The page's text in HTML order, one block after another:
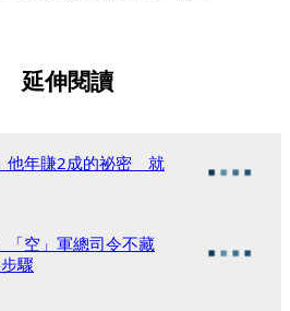
延伸閱讀
他年賺2成的祕密 就
「空」軍總司令不藏
驟